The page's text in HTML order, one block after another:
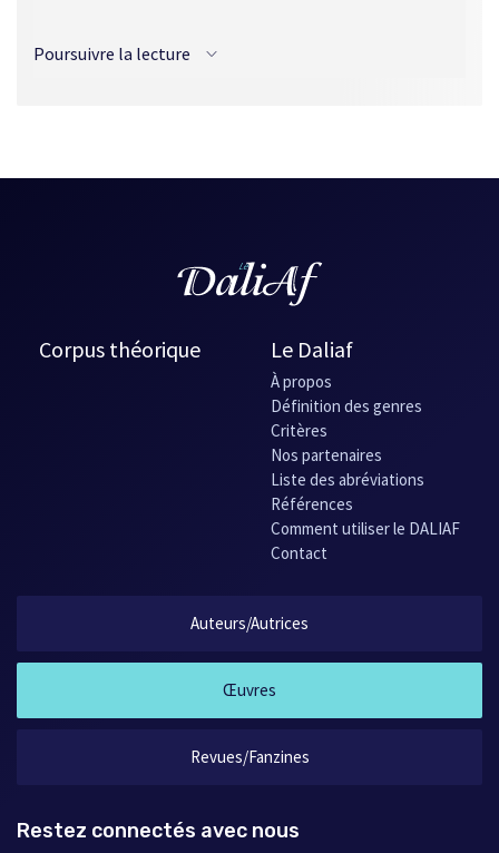
Le Monde extérieur, d’Alfred DesRochers (poème)
Le Chemin de Croix, de Roger Lemelin
Les Chagrins obstinés, de Simone Routier-Drouin (poème)
Bête-de-ventre, d’Yves Thériault
Le Noël d’Okarnak, d’Yves Thériault
Mon pays, de Gilles Vigneault (poème)
Le Poète, de Gilles Vigneault (poème)
Personnages, de Gilles Vigneault (poème)
Poursuivre la lecture
Corpus théorique Le Daliaf
À propos
Définition des genres
Critères
Nos partenaires
Liste des abréviations
Références
Comment utiliser le DALIAF
Contact
Auteurs/Autrices
Œuvres
Revues/Fanzines
Restez connectés avec nous